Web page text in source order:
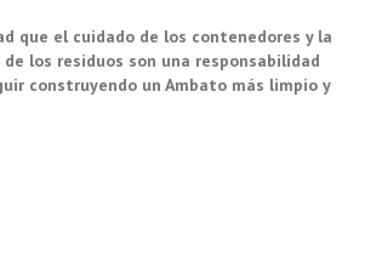
que el cuidado de los contenedores y la
los residuos son una responsabilidad
construyendo un Ambato más limpio y